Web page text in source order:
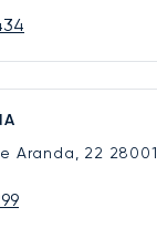
Aranda, 22 28001